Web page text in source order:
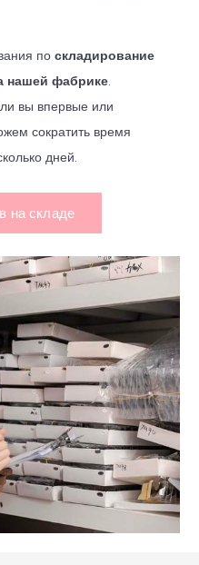
по складирование
нашей фабрике
вы впервые или
сократить время
дней.
на складе